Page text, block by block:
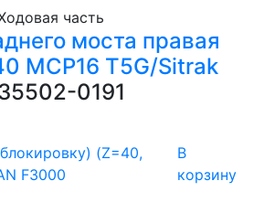
часть
моста правая
MCP16 T5G/Sitrak
0191
В
корзину